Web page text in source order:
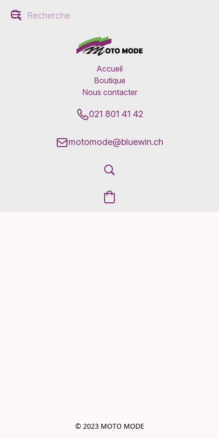
Accueil
Boutique
Nous contacter
021 801 41 42
motomode@bluewin.ch
© 2023 MOTO MODE